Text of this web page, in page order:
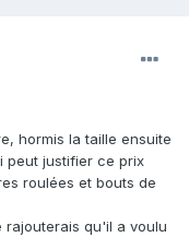
hormis la taille ensuite
peut justifier ce prix
roulées et bouts de
qu'il a voulu